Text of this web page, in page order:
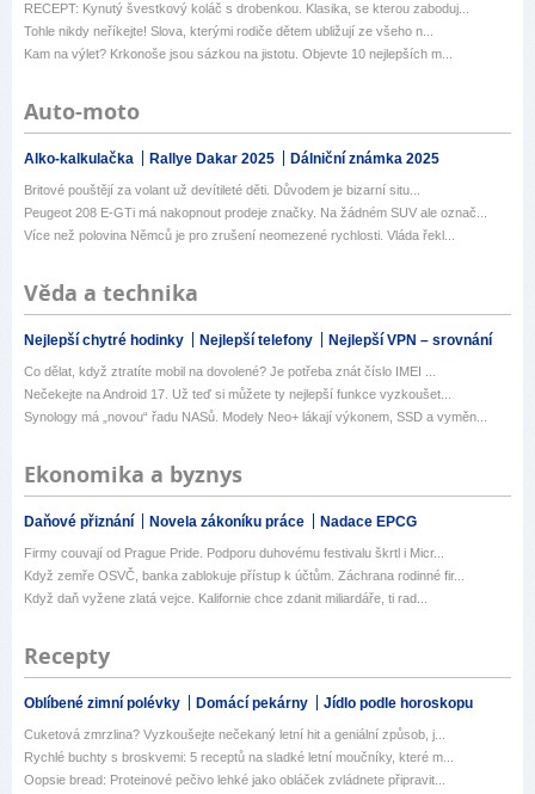
RECEPT: Kynutý švestkový koláč s drobenkou. Klasika, se kterou zaboduj...
Tohle nikdy neříkejte! Slova, kterými rodiče dětem ubližují ze všeho n...
Kam na výlet? Krkonoše jsou sázkou na jistotu. Objevte 10 nejlepších m...
Auto-moto
Alko-kalkulačka Rallye Dakar 2025 Dálniční známka 2025
Britové pouštějí za volant už devítileté děti. Důvodem je bizarní situ...
Peugeot 208 E-GTi má nakopnout prodeje značky. Na žádném SUV ale označ...
Více než polovina Němců je pro zrušení neomezené rychlosti. Vláda řekl...
Věda a technika
Nejlepší chytré hodinky Nejlepší telefony Nejlepší VPN – srovnání
Co dělat, když ztratíte mobil na dovolené? Je potřeba znát číslo IMEI ...
Nečekejte na Android 17. Už teď si můžete ty nejlepší funkce vyzkoušet...
Synology má „novou“ řadu NASů. Modely Neo+ lákají výkonem, SSD a vyměn...
Ekonomika a byznys
Daňové přiznání Novela zákoníku práce Nadace EPCG
Firmy couvají od Prague Pride. Podporu duhovému festivalu škrtl i Micr...
Když zemře OSVČ, banka zablokuje přístup k účtům. Záchrana rodinné fir...
Když daň vyžene zlatá vejce. Kalifornie chce zdanit miliardáře, ti rad...
Recepty
Oblíbené zimní polévky Domácí pekárny Jídlo podle horoskopu
Cuketová zmrzlina? Vyzkoušejte nečekaný letní hit a geniální způsob, j...
Rychlé buchty s broskvemi: 5 receptů na sladké letní moučníky, které m...
Oopsie bread: Proteinové pečivo lehké jako obláček zvládnete připravit...